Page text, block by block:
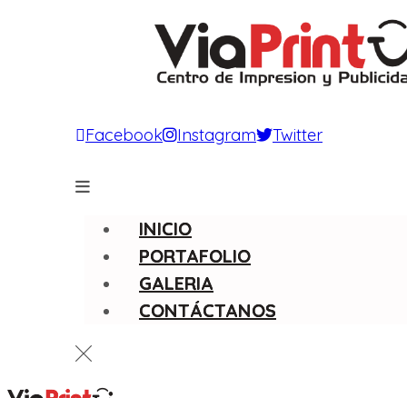
Facebook Instagram Twitter
INICIO
PORTAFOLIO
GALERIA
CONTÁCTANOS